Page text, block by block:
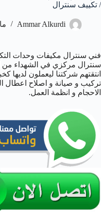
/ تكييف سنترال
Ammar Alkurdi
فني سنترال مكيفات وحدات
سنترال مركزي في الشهداء من
انتقتهم شركتنا ليعملون لديها
تركيب و صيانة و اصلاح اعطال
الاحجام و انظمة العمل.